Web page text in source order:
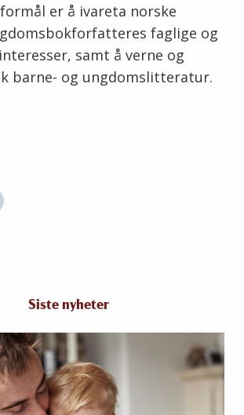
er å ivareta norske
faglige og
samt å verne og
barne- og ungdomslitteratur.
Siste nyheter